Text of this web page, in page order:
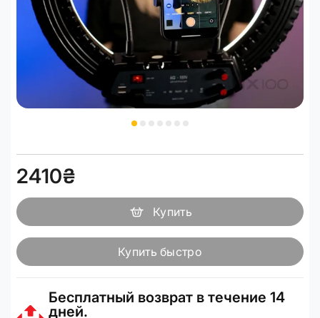
2410₴
Купить
Купить быстро
Бесплатный возврат в течение 14
дней.